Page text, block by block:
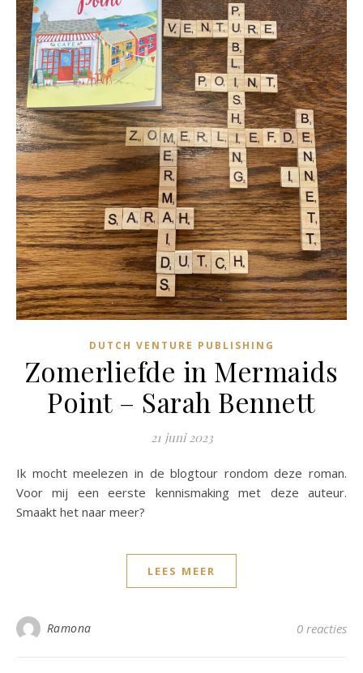
DUTCH VENTURE PUBLISHING
Zomerliefde in Mermaids
Point – Sarah Bennett
21 juni 2023
Ik mocht meelezen in de blogtour rondom deze roman.
Voor mij een eerste kennismaking met deze auteur.
Smaakt het naar meer?
LEES MEER
Ramona 0 reacties